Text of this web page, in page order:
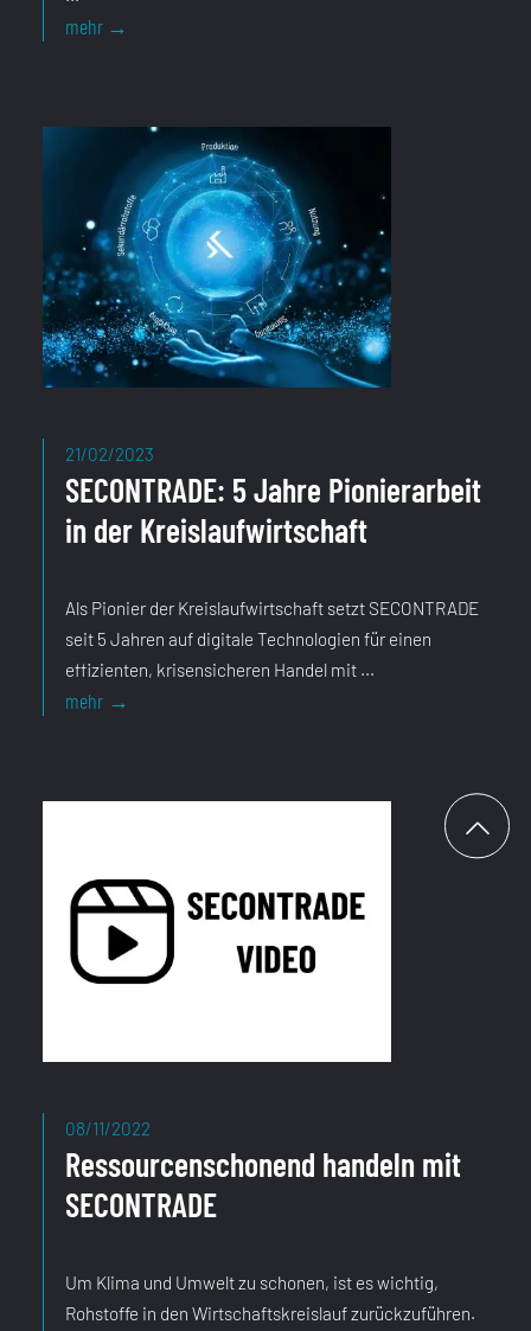
mehr →Webinar:
Weg
Wirtschaften
im
Kreislauf“
21/02/2023
SECONTRADE: 5 Jahre Pionierarbeit
in der Kreislaufwirtschaft
Als Pionier der Kreislaufwirtschaft setzt SECONTRADE
seit 5 Jahren auf digitale Technologien für einen
effizienten, krisensicheren Handel mit ...
08/11/2022
Ressourcenschonend handeln mit
SECONTRADE
Um Klima und Umwelt zu schonen, ist es wichtig,
Rohstoffe in den Wirtschaftskreislauf zurückzuführen.